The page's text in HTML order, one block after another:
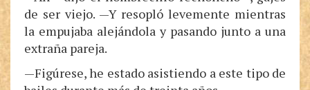
de ser viejo. —Y resopló levemente mientras
la empujaba alejándola y pasando junto a una
extraña pareja.
—Figúrese, he estado asistiendo a este tipo de